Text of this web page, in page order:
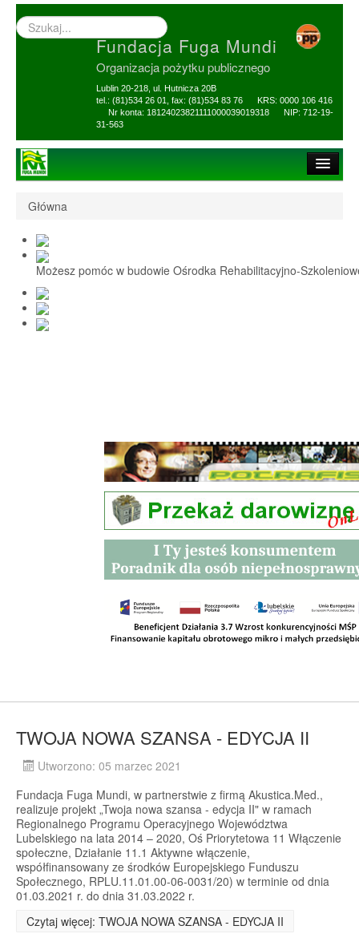
Wyszukiwarka
–
Fundacja Fuga Mundi
Organizacja pożytku publicznego
Lublin 20-218, ul. Hutnicza 20B
tel.: (81)534 26 01, fax: (81)534 83 76 KRS: 0000 106 416
Nr konta: 18124023821111000039019318 NIP: 712-19-
31-563
1,5% i darowizny
Nasi Beneficjenci
Ośrodek Reh-Szkol
Sprawozdania
Główna
Możesz pomóc w budowie Ośrodka Rehabilitacyjno-
TWOJA NOWA SZANSA - EDYCJA II
Utworzono: 05 marzec 2021
Fundacja Fuga Mundi, w partnerstwie z firmą Akustica.Med.,
realizuje projekt „Twoja nowa szansa - edycja II" w ramach
Regionalnego Programu Operacyjnego Województwa
Lubelskiego na lata 2014 – 2020, Oś Priorytetowa 11 Włączenie
społeczne, Działanie 11.1 Aktywne włączenie,
współfinansowany ze środków Europejskiego Funduszu
Społecznego, RPLU.11.01.00-06-0031/20) w terminie od dnia
01.03.2021 r. do dnia 31.03.2022 r.
Czytaj więcej: TWOJA NOWA SZANSA - EDYCJA II